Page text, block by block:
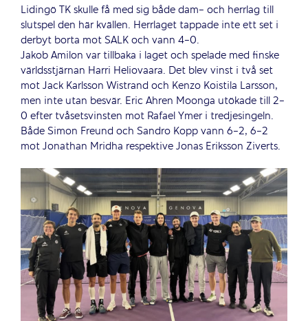
Lidingö TK skulle få med sig både dam- och herrlag till
slutspel den här kvällen. Herrlaget tappade inte ett set i
derbyt borta mot SALK och vann 4-0.
Jakob Amilon var tillbaka i laget och spelade med finske
världsstjärnan Harri Heliovaara. Det blev vinst i två set
mot Jack Karlsson Wistrand och Kenzo Koistila Larsson,
men inte utan besvär. Eric Ahren Moonga utökade till 2-
0 efter tvåsetsvinsten mot Rafael Ymer i tredjesingeln.
Både Simon Freund och Sandro Kopp vann 6-2, 6-2
mot Jonathan Mridha respektive Jonas Eriksson Ziverts.